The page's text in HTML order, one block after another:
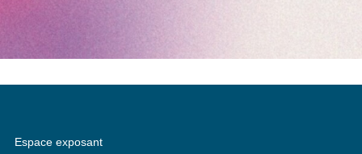
Espace exposant